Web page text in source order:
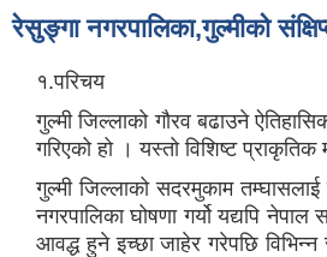
रेसुङ्गा नगरपालिका,गुल्मीको
१.परिचय
गुल्मी जिल्लाको गौरव बढाउने
गरिएको हो । यस्तो विशिष्ट
गुल्मी जिल्लाको सदरमुकाम
नगरपालिका घोषणा गर्यो यद्यपि
आवद्ध हुने इच्छा जाहेर गरेपछि